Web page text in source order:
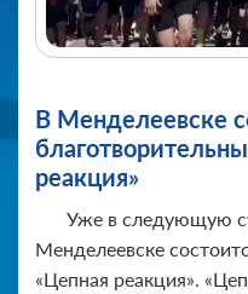
В Менделеевске
реакция»
Уже в следующую
Менделеевске
«Цепная реакция».